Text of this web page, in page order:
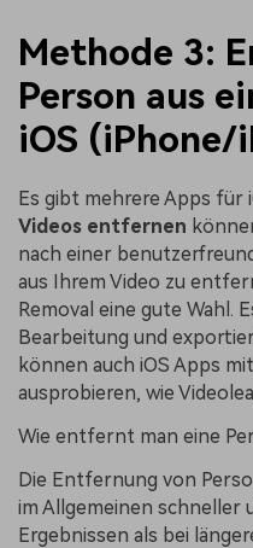
Methode 3:
Person aus
iOS (iPhone/
Es gibt mehrere Apps für
Videos entfernen
nach einer
aus Ihrem Video zu
Removal eine gute Wahl.
Bearbeitung und
können auch iOS Apps
ausprobieren, wie
Wie entfernt man eine
Die Entfernung von
im Allgemeinen schneller
Ergebnissen als bei